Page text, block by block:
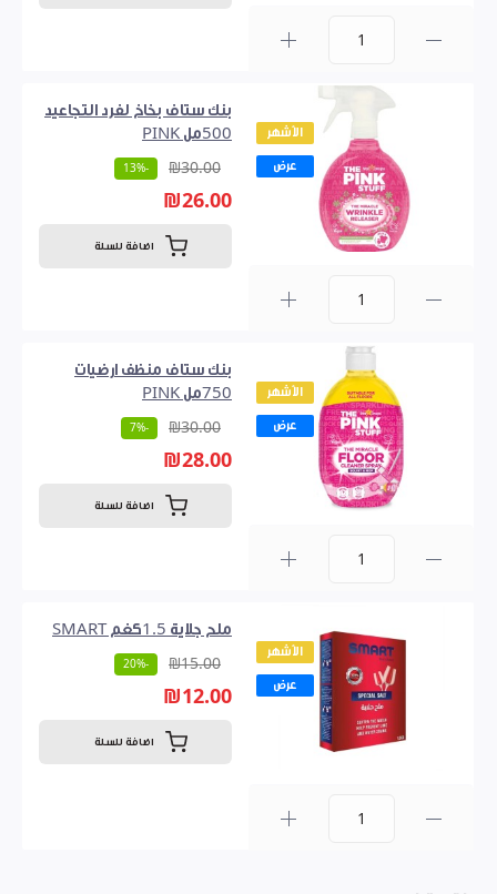
الأشهر
عرض
بنك ستاف بخاخ لفرد التجاعيد
500مل PINK
₪30.00
-13%
₪26.00
اضافة للسلة
الأشهر
عرض
بنك ستاف منظف ارضيات
750مل PINK
₪30.00
-7%
₪28.00
اضافة للسلة
الأشهر
عرض
ملح جلاية 1.5كغم SMART
₪15.00
-20%
₪12.00
اضافة للسلة